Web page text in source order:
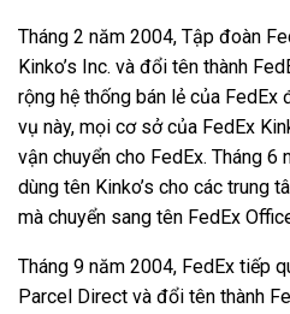
Tháng 2 năm 2004, Tập đoàn
Kinko’s Inc. và đổi tên thành
rộng hệ thống bán lẻ của FedEx
vụ này, mọi cơ sở của FedEx
vận chuyển cho FedEx. Tháng 6
dùng tên Kinko’s cho các trung
mà chuyển sang tên FedEx
Tháng 9 năm 2004, FedEx tiếp
Parcel Direct và đổi tên thành